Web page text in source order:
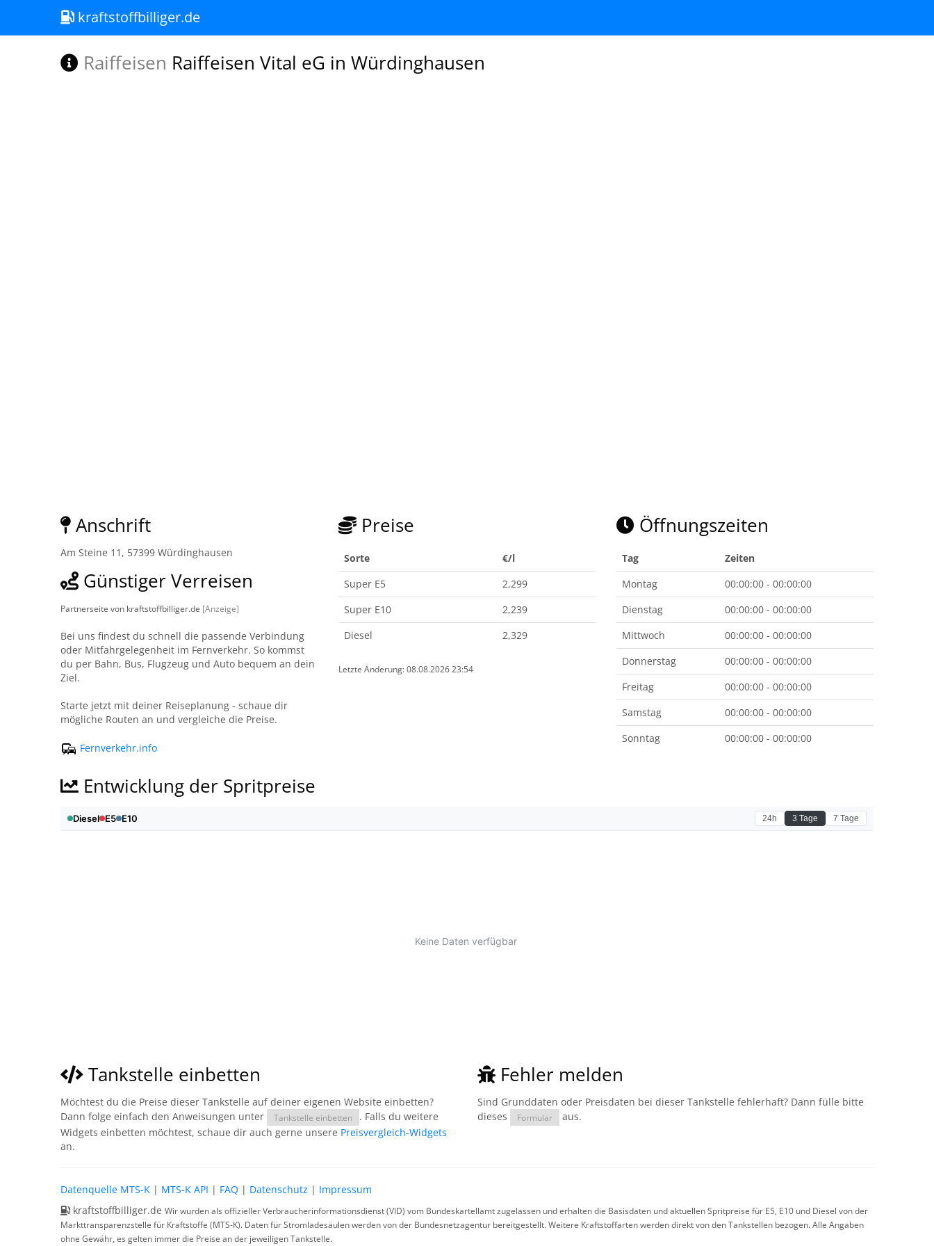
kraftstoffbilliger.de
Raiffeisen Raiffeisen Vital eG in Würdinghausen
Anschrift
Am Steine 11, 57399 Würdinghausen
Günstiger Verreisen
Partnerseite von kraftstoffbilliger.de [Anzeige]
Bei uns findest du schnell die passende Verbindung
oder Mitfahrgelegenheit im Fernverkehr. So kommst
du per Bahn, Bus, Flugzeug und Auto bequem an dein
Ziel.
Starte jetzt mit deiner Reiseplanung - schaue dir
mögliche Routen an und vergleiche die Preise.
Fernverkehr.info
Preise
Sorte
€/l
Super E5
2,299
Super E10
2,239
Diesel
2,329
Letzte Änderung: 08.08.2026 23:54
Öffnungszeiten
Tag
Zeiten
Montag
00:00:00 - 00:00:00
Dienstag
00:00:00 - 00:00:00
Mittwoch
00:00:00 - 00:00:00
Donnerstag
00:00:00 - 00:00:00
Freitag
00:00:00 - 00:00:00
Samstag
00:00:00 - 00:00:00
Sonntag
00:00:00 - 00:00:00
Entwicklung der Spritpreise
Tankstelle einbetten
Möchtest du die Preise dieser Tankstelle auf deiner eigenen Website einbetten?
Dann folge einfach den Anweisungen unter
Tankstelle einbetten
. Falls du weitere
Widgets einbetten möchtest, schaue dir auch gerne unsere Preisvergleich-Widgets
an.
Fehler melden
Sind Grunddaten oder Preisdaten bei dieser Tankstelle fehlerhaft? Dann fülle bitte
dieses
Formular aus.
Datenquelle MTS-K | MTS-K API | FAQ | Datenschutz | Impressum
kraftstoffbilliger.de Wir wurden als offizieller Verbraucherinformationsdienst (VID) vom Bundeskartellamt zugelassen und erhalten die Basisdaten und aktuellen Spritpreise für E5, E10 und Diesel von der
Markttransparenzstelle für Kraftstoffe (MTS-K). Daten für Stromladesäulen werden von der Bundesnetzagentur bereitgestellt. Weitere Kraftstoffarten werden direkt von den Tankstellen bezogen. Alle Angaben
ohne Gewähr, es gelten immer die Preise an der jeweiligen Tankstelle.